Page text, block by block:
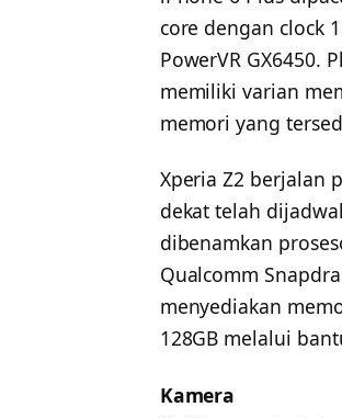
core dengan clock
PowerVR GX6450.
memiliki varian
memori yang
Xperia Z2 berjalan
dekat telah
dibenamkan
Qualcomm
menyediakan
128GB melalui
Kamera